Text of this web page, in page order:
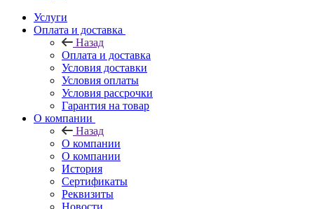
Услуги
Оплата и доставка
Назад
Оплата и доставка
Условия доставки
Условия оплаты
Условия рассрочки
Гарантия на товар
О компании
Назад
О компании
О компании
История
Сертификаты
Реквизиты
Новости